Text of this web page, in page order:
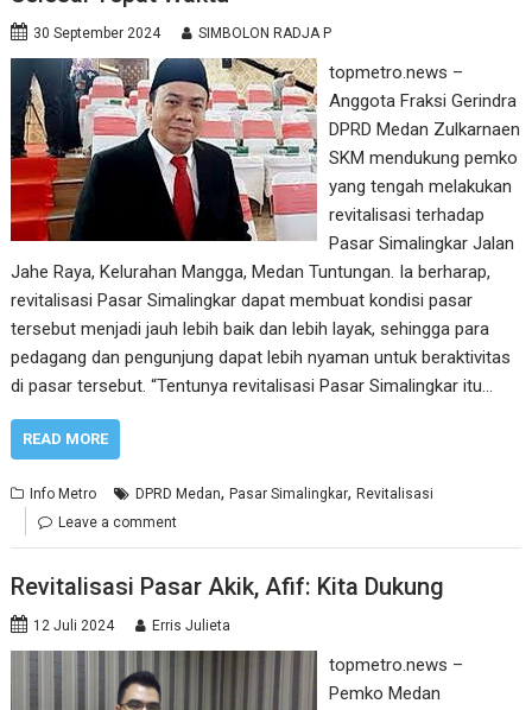
30 September 2024 SIMBOLON RADJA P
topmetro.news –
Anggota Fraksi Gerindra
DPRD Medan Zulkarnaen
SKM mendukung pemko
yang tengah melakukan
revitalisasi terhadap
Pasar Simalingkar Jalan
Jahe Raya, Kelurahan Mangga, Medan Tuntungan. Ia berharap,
revitalisasi Pasar Simalingkar dapat membuat kondisi pasar
tersebut menjadi jauh lebih baik dan lebih layak, sehingga para
pedagang dan pengunjung dapat lebih nyaman untuk beraktivitas
di pasar tersebut. “Tentunya revitalisasi Pasar Simalingkar itu…
READ MORE
Info Metro DPRD Medan,Pasar Simalingkar,Revitalisasi
Leave a comment
Revitalisasi Pasar Akik, Afif: Kita Dukung
12 Juli 2024 Erris Julieta
topmetro.news –
Pemko Medan